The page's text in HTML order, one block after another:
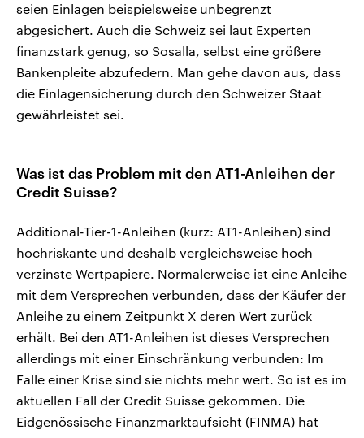
seien Einlagen beispielsweise unbegrenzt
abgesichert. Auch die Schweiz sei laut Experten
finanzstark genug, so Sosalla, selbst eine größere
Bankenpleite abzufedern. Man gehe davon aus, dass
die Einlagensicherung durch den Schweizer Staat
gewährleistet sei.
Was ist das Problem mit den AT1-Anleihen der
Credit Suisse?
Additional-Tier-1-Anleihen (kurz: AT1-Anleihen) sind
hochriskante und deshalb vergleichsweise hoch
verzinste Wertpapiere. Normalerweise ist eine Anleihe
mit dem Versprechen verbunden, dass der Käufer der
Anleihe zu einem Zeitpunkt X deren Wert zurück
erhält. Bei den AT1-Anleihen ist dieses Versprechen
allerdings mit einer Einschränkung verbunden: Im
Falle einer Krise sind sie nichts mehr wert. So ist es im
aktuellen Fall der Credit Suisse gekommen. Die
Eidgenössische Finanzmarktaufsicht (FINMA) hat